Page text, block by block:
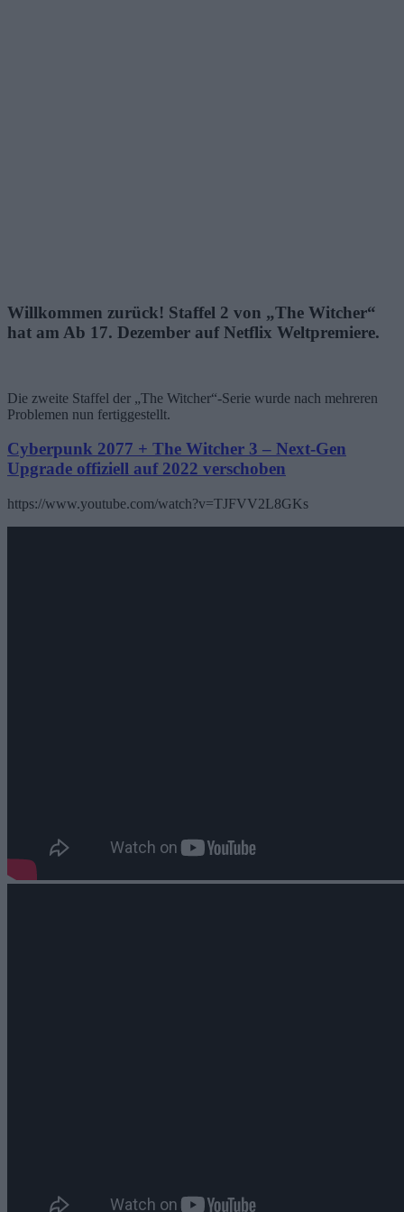
Willkommen zurück! Staffel 2 von „The Witcher“
hat am Ab 17. Dezember auf Netflix Weltpremiere.
Die zweite Staffel der „The Witcher“-Serie wurde nach mehreren
Problemen nun fertiggestellt.
Cyberpunk 2077 + The Witcher 3 – Next-Gen
Upgrade offiziell auf 2022 verschoben
https://www.youtube.com/watch?v=TJFVV2L8GKs